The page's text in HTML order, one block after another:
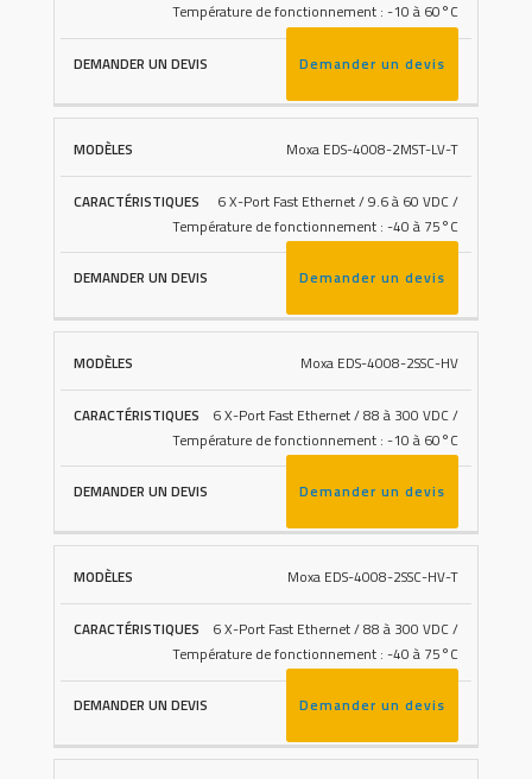
Température de fonctionnement : -10 à 60°C
Demander un devis
Moxa EDS-4008-2MST-LV-T
6 X-Port Fast Ethernet / 9.6 à 60 VDC /
Température de fonctionnement : -40 à 75°C
Demander un devis
Moxa EDS-4008-2SSC-HV
6 X-Port Fast Ethernet / 88 à 300 VDC /
Température de fonctionnement : -10 à 60°C
Demander un devis
Moxa EDS-4008-2SSC-HV-T
6 X-Port Fast Ethernet / 88 à 300 VDC /
Température de fonctionnement : -40 à 75°C
Demander un devis